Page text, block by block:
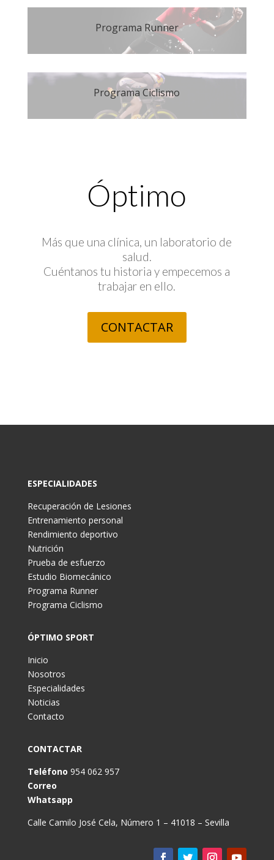
Programa Runner
Programa Ciclismo
Óptimo
Más que una clínica, un laboratorio de
salud.
Cuéntanos tu historia y empecemos a
trabajar en ello.
CONTACTAR
ESPECIALIDADES
Recuperación de Lesiones
Entrenamiento personal
Rendimiento deportivo
Nutrición
Prueba de esfuerzo
Estudio Biomecánico
Programa Runner
Programa Ciclismo
ÓPTIMO SPORT
Inicio
Nosotros
Especialidades
Noticias
Contacto
CONTACTAR
Teléfono 954 062 957
Correo
Whatsapp
Calle Camilo José Cela, Número 1 – 41018 – Sevilla